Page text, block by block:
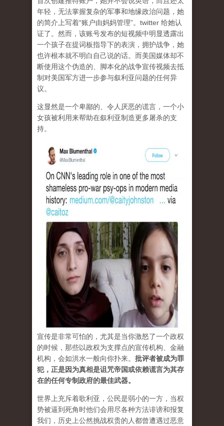
年轻，无法掌握复杂的军事和地缘政治问题，她
的简介上写着“账户由妈妈管理”。twitter 给她认
证了。然而，该账号发布的短视频中明显透露出
一个孩子在提词板指导下的表演，拥护战争，她
也许根本就不明白自己说的话。而美国媒体却不
断使用这个伪造的、脚本化的战争宣传视频去抵
制对美国军方进一步参与叙利亚问题的任何异
议。
这显然是一个卑鄙的、令人厌恶的谎言，一个小
女孩被利用来帮助在叙利亚制造更多屠杀的支
持。
宣传是非常可怕的，尤其是当你激怒了一个政权
的时候，那些以政权为支撑点的宣传机构、金融
机构，会如洪水一般向你扑来。 批评者被成为罪
犯，正是因为真相是诅咒帝国或依赖谎言为其存
在的任何专制政府的最佳武器。
世界上充斥着歌利亚，公民是弱小的一方，当权
势被逼到死角时他们会用尽各种方法诽谤和报复
我们，历史上公然挑战权贵的人都曾遭遇过恶意